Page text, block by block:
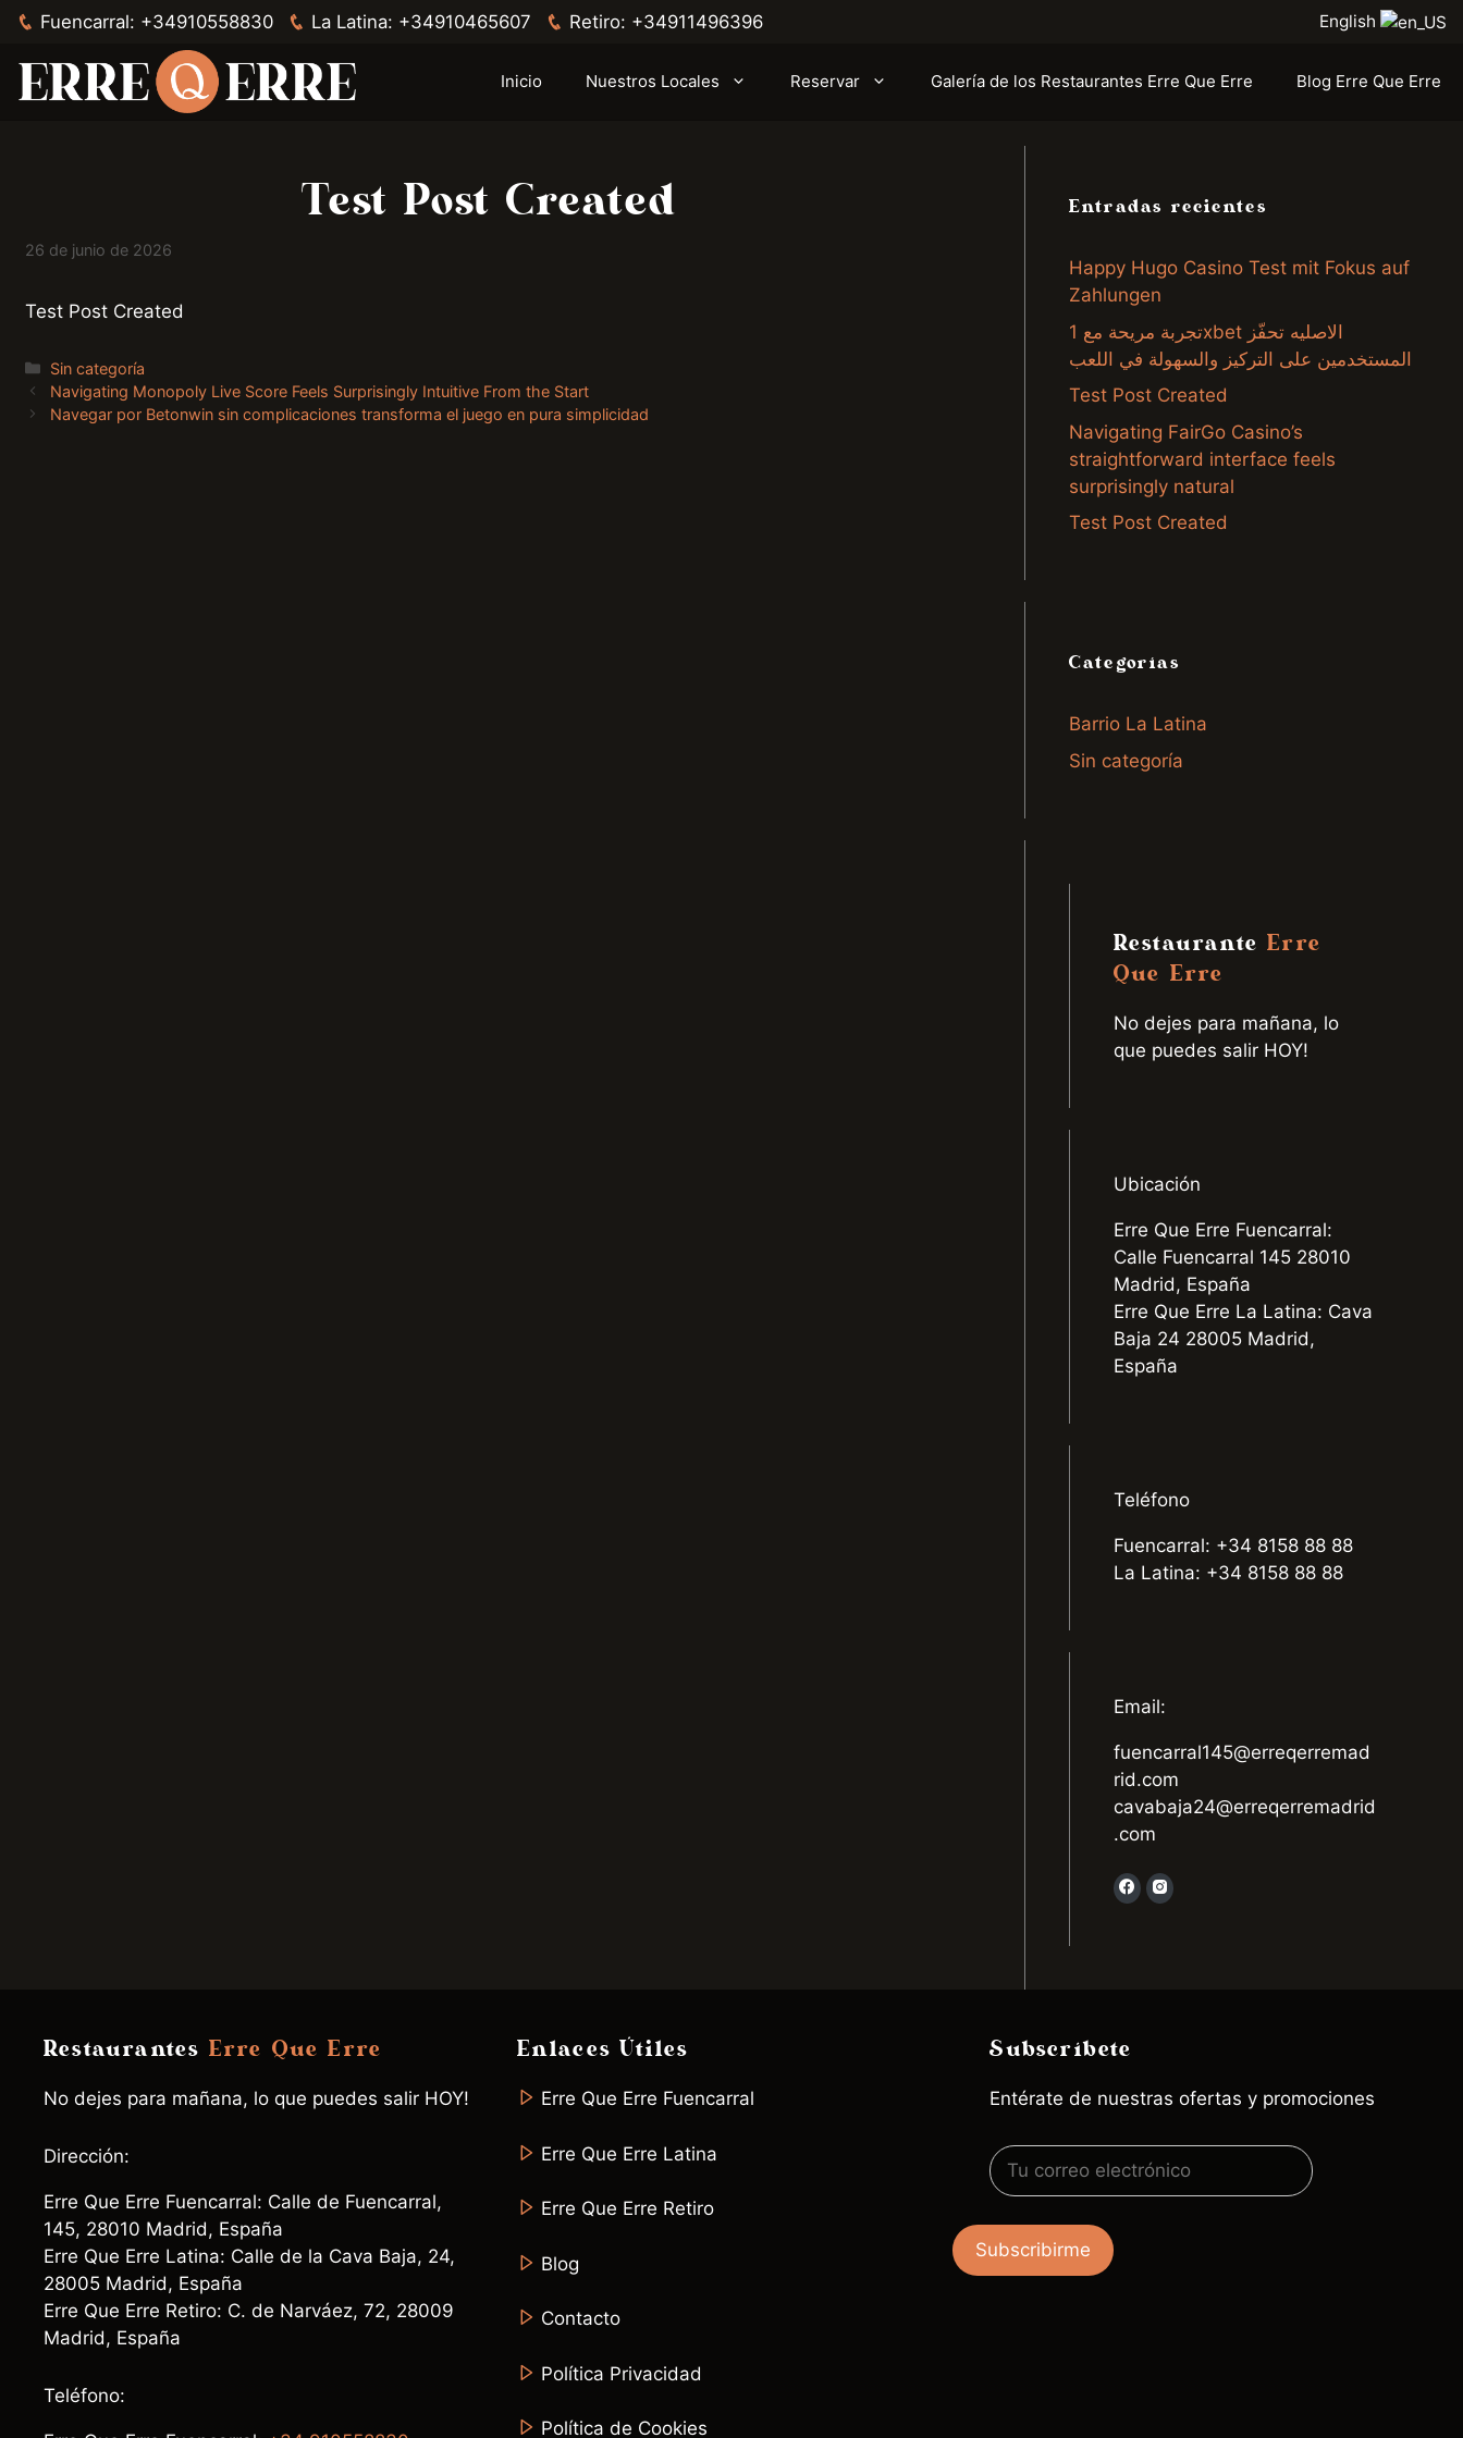
Fuencarral: +34910558830 La Latina: +34910465607 Retiro: +34911496396 English
Saltar
Inicio Nuestros Locales Reservar Galería de los Restaurantes Erre Que Erre Blog Erre Que Erre
Test Post Created
26 de junio de 2026
Test Post Created
Categorías
Sin categoría
Navigating Monopoly Live Score Feels Surprisingly Intuitive From the Start
Navegar por Betonwin sin complicaciones transforma el juego en pura simplicidad
Entradas recientes
Happy Hugo Casino Test mit Fokus auf
Zahlungen
تجربة مريحة مع 1xbet الاصليه تحفّز
المستخدمين على التركيز والسهولة في اللعب
Test Post Created
Navigating FairGo Casino’s
straightforward interface feels
surprisingly natural
Test Post Created
Categorías
Barrio La Latina
Sin categoría
RestauranteErre
Que Erre
No dejes para mañana, lo
que puedes salir HOY!
Ubicación
Erre Que Erre Fuencarral:
Calle Fuencarral 145 28010
Madrid, España
Erre Que Erre La Latina: Cava
Baja 24 28005 Madrid,
España
Teléfono
Fuencarral: +34 8158 88 88
La Latina: +34 8158 88 88
Email:
fuencarral145@erreqerremad
rid.com
cavabaja24@erreqerremadrid
.com
Restaurantes Erre Que Erre
No dejes para mañana, lo que puedes salir HOY!
Dirección:
Erre Que Erre Fuencarral: Calle de Fuencarral,
145, 28010 Madrid, España
Erre Que Erre Latina: Calle de la Cava Baja, 24,
28005 Madrid, España
Erre Que Erre Retiro: C. de Narváez, 72, 28009
Madrid, España
Teléfono:
Enlaces Útiles
Erre Que Erre Fuencarral
Erre Que Erre Latina
Erre Que Erre Retiro
Blog
Contacto
Política Privacidad
Política de Cookies
Subscríbete
Entérate de nuestras ofertas y promociones